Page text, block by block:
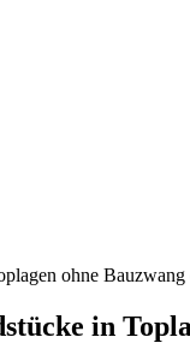
ohne
in